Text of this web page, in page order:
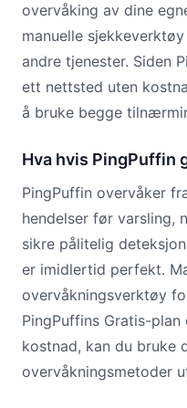
overvåking av dine
manuelle
andre tjenester. Siden
ett nettsted uten
å bruke begge
Hva hvis PingPuffin
PingPuffin overvåker
hendelser før varsling,
sikre pålitelig
er imidlertid perfekt.
overvåkningsverktøy
PingPuffins Gratis-
kostnad, kan du bruke
overvåkningsmetoder